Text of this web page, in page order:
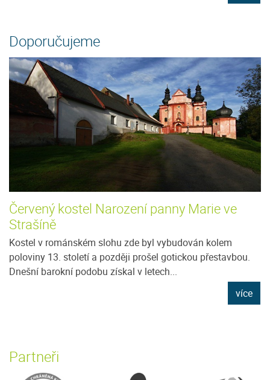
Doporučujeme
Červený kostel Narození panny Marie ve
Strašíně
Kostel v románském slohu zde byl vybudován kolem
poloviny 13. století a později prošel gotickou přestavbou.
Dnešní barokní podobu získal v letech...
více
Partneři